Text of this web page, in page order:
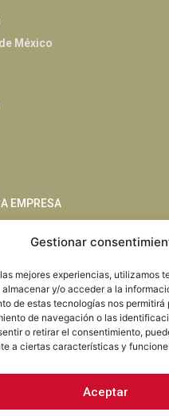
Gestionar
mejores experiencias, utilizamos
y/o acceder a la
de estas tecnologías nos permitirá
de navegación o las
o retirar el consentimiento,
a ciertas características y
Aceptar
México
EMPRESA
nosotros